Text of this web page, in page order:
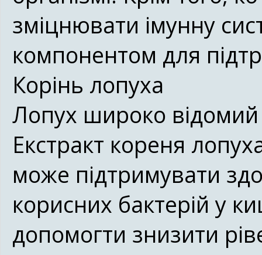
зміцнювати імунну
компонентом для
Корінь лопуха
Лопух широко
Екстракт кореня
може підтримувати
корисних бактерій у
допомогти знизити